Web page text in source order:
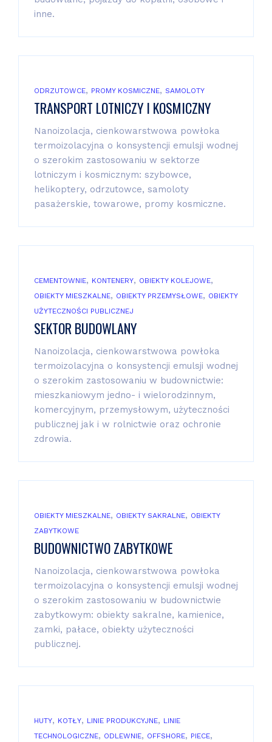
inne.
ODRZUTOWCE, PROMY KOSMICZNE, SAMOLOTY
TRANSPORT LOTNICZY I KOSMICZNY
Nanoizolacja, cienkowarstwowa powłoka
termoizolacyjna o konsystencji emulsji wodnej
o szerokim zastosowaniu w sektorze
lotniczym i kosmicznym: szybowce,
helikoptery, odrzutowce, samoloty
pasażerskie, towarowe, promy kosmiczne.
CEMENTOWNIE, KONTENERY, OBIEKTY KOLEJOWE,
OBIEKTY MIESZKALNE, OBIEKTY PRZEMYSŁOWE, OBIEKTY
UŻYTECZNOŚCI PUBLICZNEJ
SEKTOR BUDOWLANY
Nanoizolacja, cienkowarstwowa powłoka
termoizolacyjna o konsystencji emulsji wodnej
o szerokim zastosowaniu w budownictwie:
mieszkaniowym jedno- i wielorodzinnym,
komercyjnym, przemysłowym, użyteczności
publicznej jak i w rolnictwie oraz ochronie
zdrowia.
OBIEKTY MIESZKALNE, OBIEKTY SAKRALNE, OBIEKTY
ZABYTKOWE
BUDOWNICTWO ZABYTKOWE
Nanoizolacja, cienkowarstwowa powłoka
termoizolacyjna o konsystencji emulsji wodnej
o szerokim zastosowaniu w budownictwie
zabytkowym: obiekty sakralne, kamienice,
zamki, pałace, obiekty użyteczności
publicznej.
HUTY, KOTŁY, LINIE PRODUKCYJNE, LINIE
TECHNOLOGICZNE, ODLEWNIE, OFFSHORE, PIECE,